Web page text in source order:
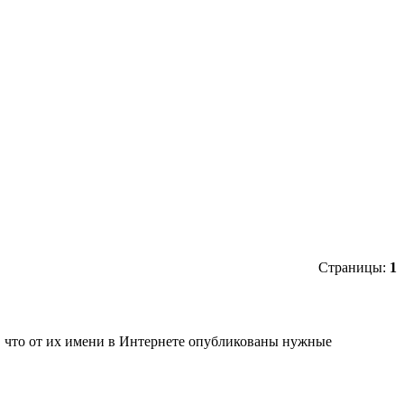
Страницы: 1
что от их имени в Интернете опубликованы нужные